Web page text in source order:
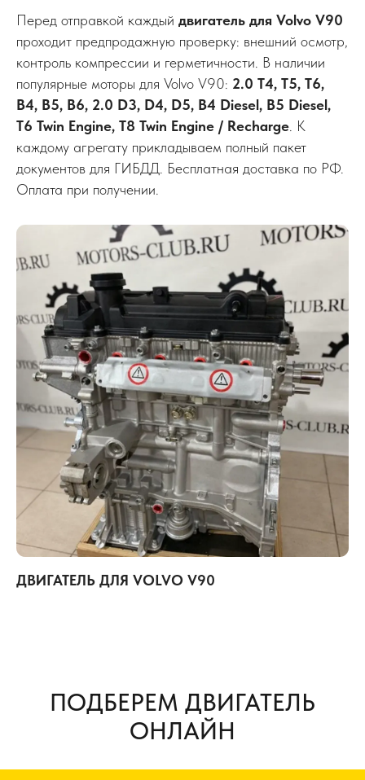
Перед отправкой каждый двигатель для Volvo V90
проходит предпродажную проверку: внешний осмотр,
контроль компрессии и герметичности. В наличии
популярные моторы для Volvo V90: 2.0 T4, T5, T6,
B4, B5, B6, 2.0 D3, D4, D5, B4 Diesel, B5 Diesel,
T6 Twin Engine, T8 Twin Engine / Recharge . К
каждому агрегату прикладываем полный пакет
документов для ГИБДД. Бесплатная доставка по РФ.
Оплата при получении.
ДВИГАТЕЛЬ ДЛЯ VOLVO V90
ПОДБЕРЕМ ДВИГАТЕЛЬ
ОНЛАЙН